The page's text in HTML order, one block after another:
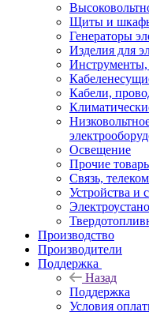
Щиты и
Генераторы
Изделия для
Инструменты,
Кабели,
Освещение
Прочие
Связь,
Устройства и
Производство
Производители
Поддержка
Назад
Поддержка
Условия